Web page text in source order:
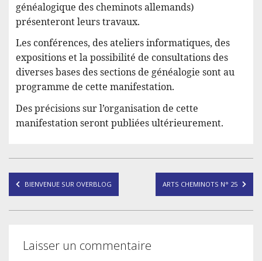
généalogique des cheminots allemands)
présenteront leurs travaux.
Les conférences, des ateliers informatiques, des
expositions et la possibilité de consultations des
diverses bases des sections de généalogie sont au
programme de cette manifestation.
Des précisions sur l’organisation de cette
manifestation seront publiées ultérieurement.
Navigation
de
l’article
BIENVENUE SUR OVERBLOG ARTS CHEMINOTS N° 25
Laisser un commentaire